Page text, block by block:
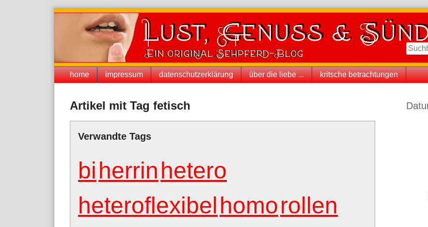
Navigation
home impressum datenschutzerklärung über die liebe ... kritsche betrachtungen
Artikel mit Tag fetisch
Verwandte Tags
bi herrin hetero
heteroflexibel homorollen